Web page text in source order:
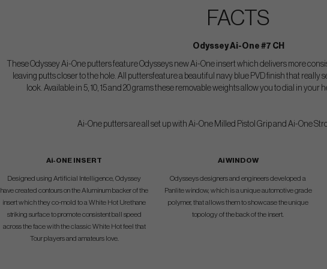
FACTS
Odyssey Ai-One #7 CH
These Odyssey Ai-One putters feature Odysseys new Ai-One insert which delivers more
leaving putts closer to the hole. All puttersfeature a beautiful navy blue PVD finish that really
look. Available in 5, 10, 15 and 20 grams these removable weights allow you to dial in
Ai-One putters are all set up with Ai-One Milled Pistol Grip and Ai-One
Ai-ONE INSERT
Designed using Artificial Intelligence, Odyssey
have created contours on the Aluminum backer of the
insert which they co-mold to a White Hot Urethane
striking surface to promote consistent ball speed
across the face with the classic White Hot feel that
Tour players and amateurs love.
Ai WINDOW
Odysseys designers and engineers developed a
Panlite window, which is a unique automotive grade
polymer, that allows them to showcase the unique
topology of the back of the insert.